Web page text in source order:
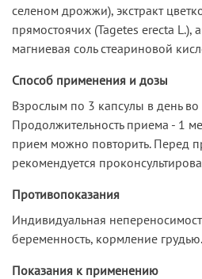
селеном дрожжи), экстракт
прямостоячих (Tagetes erecta L.),
магниевая соль стеариновой
Способ применения и дозы
Взрослым по 3 капсулы в день
Продолжительность приема - 1
прием можно повторить. Перед
рекомендуется
Противопоказания
Индивидуальная
беременность, кормление грудью.
Показания к применению